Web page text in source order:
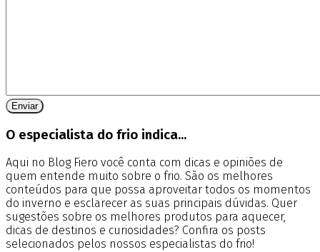
O especialista do frio indica...
Aqui no Blog Fiero você conta com dicas e opiniões de
quem entende muito sobre o frio. São os melhores
conteúdos para que possa aproveitar todos os momentos
do inverno e esclarecer as suas principais dúvidas. Quer
sugestões sobre os melhores produtos para aquecer,
dicas de destinos e curiosidades? Confira os posts
selecionados pelos nossos especialistas do frio!